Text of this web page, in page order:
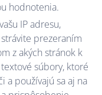
hodnotenia.
IP adresu,
prezeraním
z akých stránok k
súbory, ktoré
a používajú sa aj na